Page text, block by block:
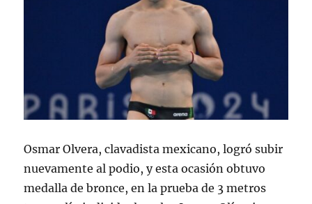
Osmar Olvera, clavadista mexicano, logró subir
nuevamente al podio, y esta ocasión obtuvo
medalla de bronce, en la prueba de 3 metros